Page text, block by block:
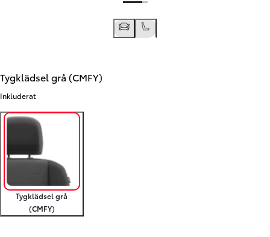
Tygklädsel grå (CMFY)
Inkluderat
Tygklädsel grå
(CMFY)